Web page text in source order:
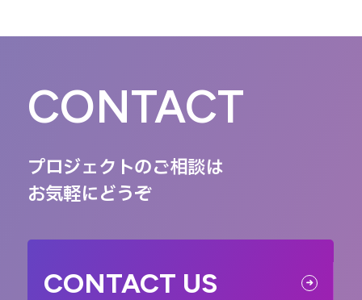
CONTACT
プロジェクトのご相談は
お気軽にどうぞ
CONTACT US